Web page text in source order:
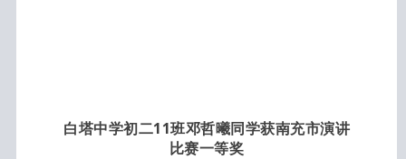
白塔中学初二11班邓哲曦同学获南充市演讲
比赛一等奖